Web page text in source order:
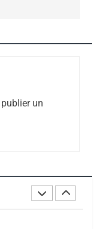
un
de Tadla